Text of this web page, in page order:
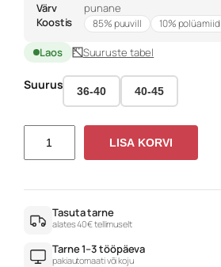
,
1
3
€
k
0
€
Värv
punane
Koostis
85% puuvill 10% polüamiid
Laos Suuruste tabel
Suurus 36-40 40-45
G
A
S
LISA KORVI
Tasuta tarne
alates 40€ tellimuselt
Tarne 1–3 tööpäeva
pakiautomaati või koju